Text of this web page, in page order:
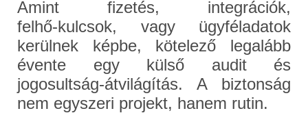
Amint fizetés, integrációk,
felhő‑kulcsok, vagy ügyféladatok
kerülnek képbe, kötelező legalább
évente egy külső audit és
jogosultság‑átvilágítás. A biztonság
nem egyszeri projekt, hanem rutin.